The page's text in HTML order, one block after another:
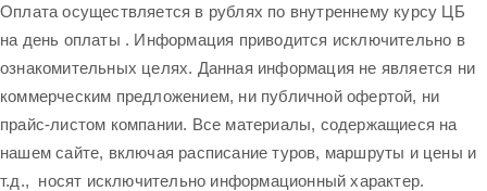
Оплата осуществляется в рублях по внутреннему курсу ЦБ
на день оплаты . Информация приводится исключительно в
ознакомительных целях. Данная информация не является ни
коммерческим предложением, ни публичной офертой, ни
прайс-листом компании. Все материалы, содержащиеся на
нашем сайте, включая расписание туров, маршруты и цены и
т.д., носят исключительно информационный характер.